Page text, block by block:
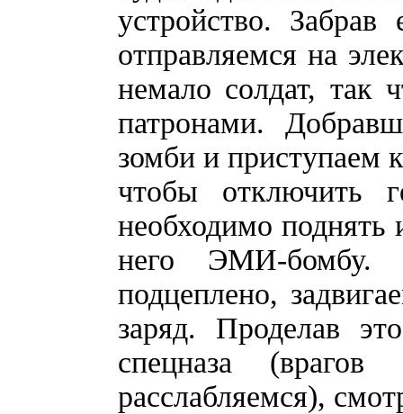
устройство.
отправляемся на
немало солдат, так
патронами.
зомби и приступаем
чтобы отключить
необходимо поднять
него ЭМИ-бомбу.
подцеплено,
заряд. Проделав
спецназа
расслабляемся),